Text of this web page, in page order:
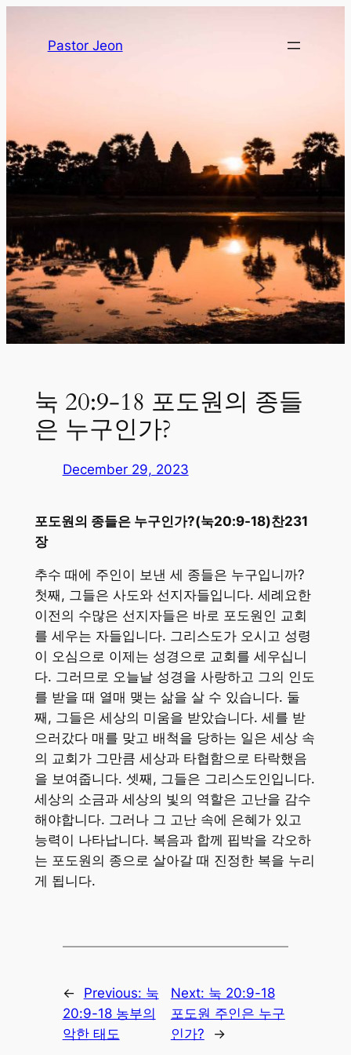
Pastor Jeon
눅 20:9-18 포도원의 종들
은 누구인가?
December 29, 2023
포도원의 종들은 누구인가?(눅20:9-18)찬231
장
추수 때에 주인이 보낸 세 종들은 누구입니까?
첫째, 그들은 사도와 선지자들입니다. 세례요한
이전의 수많은 선지자들은 바로 포도원인 교회
를 세우는 자들입니다. 그리스도가 오시고 성령
이 오심으로 이제는 성경으로 교회를 세우십니
다. 그러므로 오늘날 성경을 사랑하고 그의 인도
를 받을 때 열매 맺는 삶을 살 수 있습니다. 둘
째, 그들은 세상의 미움을 받았습니다. 세를 받
으러갔다 매를 맞고 배척을 당하는 일은 세상 속
의 교회가 그만큼 세상과 타협함으로 타락했음
을 보여줍니다. 셋째, 그들은 그리스도인입니다.
세상의 소금과 세상의 빛의 역할은 고난을 감수
해야합니다. 그러나 그 고난 속에 은혜가 있고
능력이 나타납니다. 복음과 합께 핍박을 각오하
는 포도원의 종으로 살아갈 때 진정한 복을 누리
게 됩니다.
← Previous: 눅
20:9-18 농부의
악한 태도
Next: 눅 20:9-18
포도원 주인은 누구
인가?
→